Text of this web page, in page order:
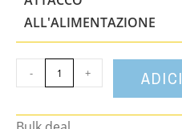
ALL'ALIMENTAZIONE
- +